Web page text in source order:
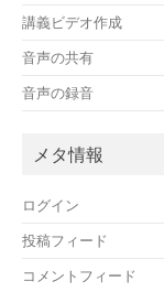
講義ビデオ作成
音声の共有
音声の録音
メタ情報
ログイン
投稿フィード
コメントフィード